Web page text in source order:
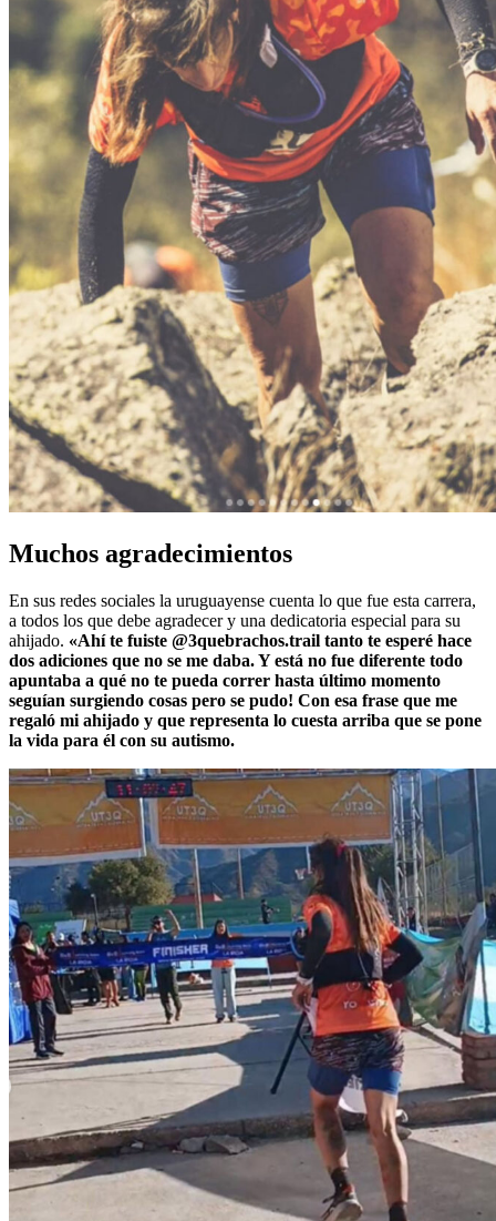
Muchos agradecimientos
En sus redes sociales la uruguayense cuenta lo que fue esta carrera,
a todos los que debe agradecer y una dedicatoria especial para su
ahijado. «Ahí te fuiste @3quebrachos.trail tanto te esperé hace
dos adiciones que no se me daba. Y está no fue diferente todo
apuntaba a qué no te pueda correr hasta último momento
seguían surgiendo cosas pero se pudo! Con esa frase que me
regaló mi ahijado y que representa lo cuesta arriba que se pone
la vida para él con su autismo.